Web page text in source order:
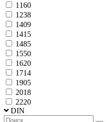
1160
1238
1409
1415
1485
1550
1620
1714
1905
2018
2220
DIN